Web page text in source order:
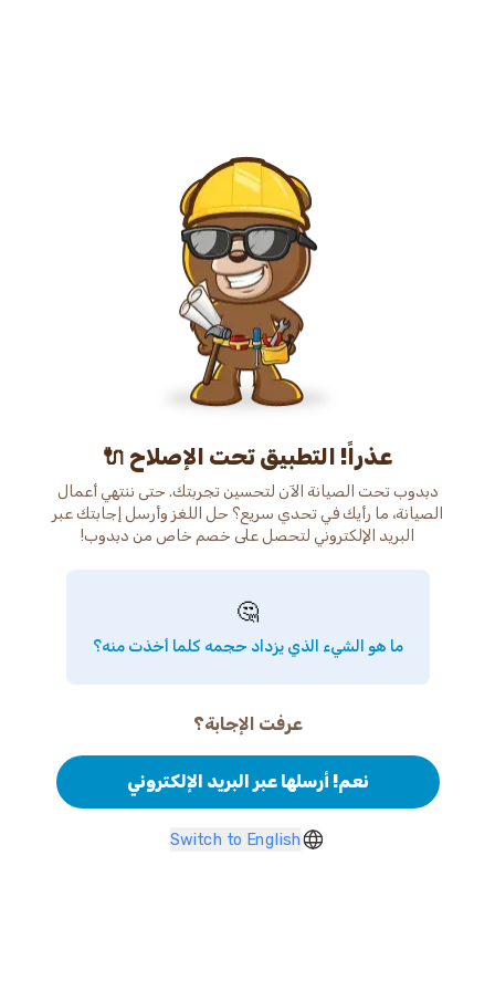
عذراً! التطبيق تحت الإصلاح 🔌
دبدوب تحت الصيانة الآن لتحسين تجربتك. حتى ننتهي أعمال
الصيانة، ما رأيك في تحدي سريع؟ حل اللغز وأرسل إجابتك عبر
البريد الإلكتروني لتحصل على خصم خاص من دبدوب!
🤔
ما هو الشيء الذي يزداد حجمه كلما أخذت منه؟
عرفت الإجابة؟
نعم! أرسلها عبر البريد الإلكتروني
Switch to English